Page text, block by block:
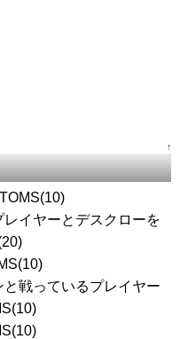
↑
イヤーとデスクローを
戦っているプレイヤー